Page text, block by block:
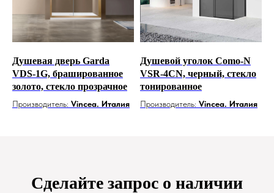
Душевая дверь Garda
VDS-1G, брашированное
золото, стекло прозрачное
Производитель: Vincea. Италия
Душевой уголок Como-N
VSR-4CN, черный, стекло
тонированное
Производитель: Vincea. Италия
Сделайте запрос о наличии